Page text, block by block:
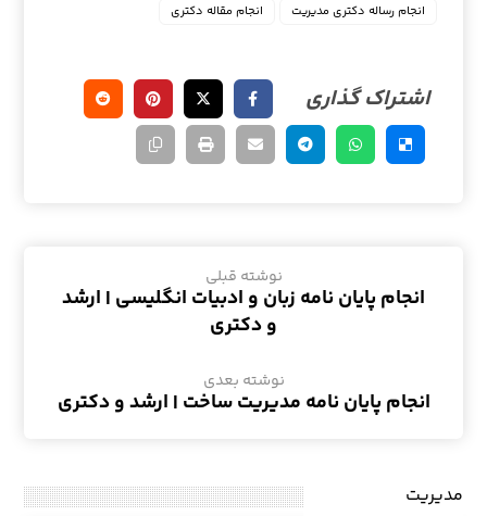
انجام رساله دکتری مدیریت انجام مقاله دکتری
نوشته قبلی
انجام پایان نامه زبان و ادبیات انگلیسی | ارشد
و دکتری
نوشته بعدی
انجام پایان نامه مدیریت ساخت | ارشد و دکتری
مدیریت